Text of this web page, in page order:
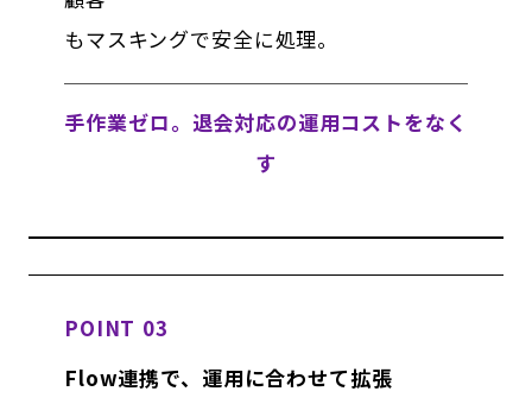
もマスキングで安全に処理。
手作業ゼロ。退会対応の運用コストをなく
す
POINT 03
Flow連携で、運用に合わせて拡張